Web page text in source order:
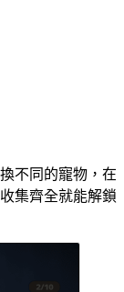
不同的寵物，在
集齊全就能解鎖